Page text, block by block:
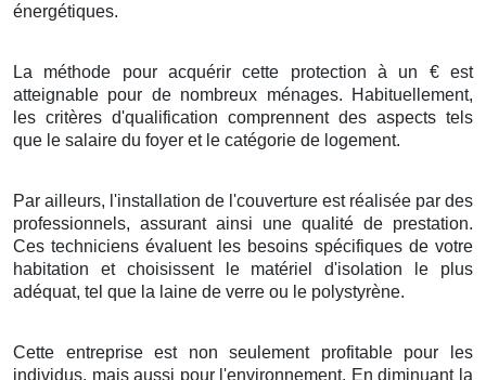
énergétiques.
La méthode pouracquérir cette protection à un €est
atteignable pour de nombreux ménages. Habituellement,
les critères d'qualification comprennent des aspects tels
que le salaire du foyer et le catégorie de logement.
Par ailleurs, l'installation de l'couverture est réalisée par des
professionnels, assurant ainsi une qualité de prestation.
Ces techniciens évaluent les besoins spécifiques de votre
habitation et choisissentle matériel d'isolation le plus
adéquat, tel que la laine de verre ou le polystyrène.
Cette entrepriseest non seulement profitablepour les
individus, mais aussi pour l'environnement. Endiminuantla